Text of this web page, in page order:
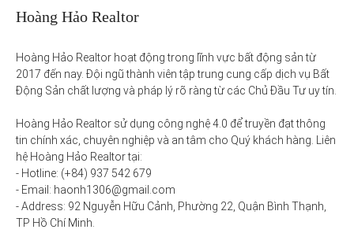
Hoàng Hảo Realtor
Hoàng Hảo Realtor hoạt động trong lĩnh vực bất động sản từ
2017 đến nay. Đội ngũ thành viên tập trung cung cấp dịch vụ Bất
Động Sản chất lượng và pháp lý rõ ràng từ các Chủ Đầu Tư uy tín.
Hoàng Hảo Realtor sử dụng công nghệ 4.0 để truyền đạt thông
tin chính xác, chuyên nghiệp và an tâm cho Quý khách hàng. Liên
hệ Hoàng Hảo Realtor tại:
- Hotline: (+84) 937 542 679
- Email: haonh1306@gmail.com
- Address: 92 Nguyễn Hữu Cảnh, Phường 22, Quận Bình Thạnh,
TP Hồ Chí Minh.